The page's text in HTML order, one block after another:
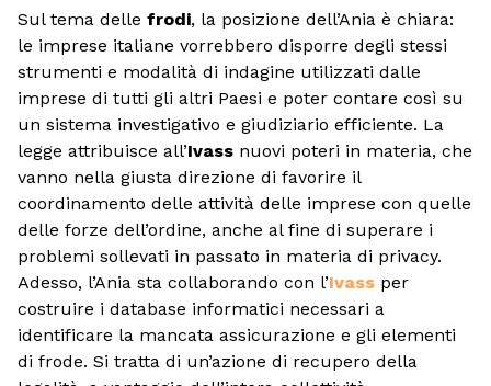
Sul tema delle frodi, la posizione dell’Ania è chiara:
le imprese italiane vorrebbero disporre degli stessi
strumenti e modalità di indagine utilizzati dalle
imprese di tutti gli altri Paesi e poter contare così su
un sistema investigativo e giudiziario efficiente. La
legge attribuisce all’Ivass nuovi poteri in materia, che
vanno nella giusta direzione di favorire il
coordinamento delle attività delle imprese con quelle
delle forze dell’ordine, anche al fine di superare i
problemi sollevati in passato in materia di privacy.
Adesso, l’Ania sta collaborando con l’Ivass per
costruire i database informatici necessari a
identificare la mancata assicurazione e gli elementi
di frode. Si tratta di un’azione di recupero della